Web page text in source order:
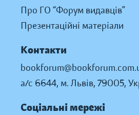
Про ГО “Форум видавців”
Презентаційні матеріали
Контакти
а/с 6644, м. Львів, 79005,
Соціальні мережі